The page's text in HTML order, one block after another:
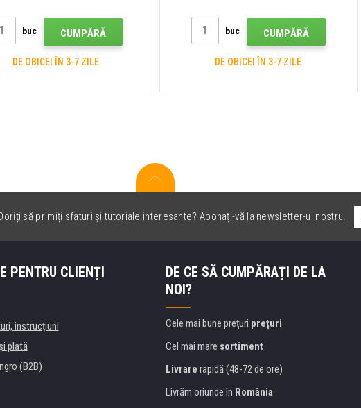
buc CUMPĂRĂ
DE OBICEI ÎN 3-7 ZILE
buc CUMPĂRĂ
DE OBICEI ÎN 3-7 ZILE
să primiți sfaturi și tutoriale interesante? Abonați-vă la newsletter-ul nostru.
PENTRU CLIENȚI
instrucțiuni
plată
(B2B)
DE CE SĂ CUMPĂRAȚI DE LA
NOI?
Cele mai bune preţuri preţuri
Cel mai mare sortiment
Livrare rapidă (48-72 de ore)
Livrăm oriunde în România